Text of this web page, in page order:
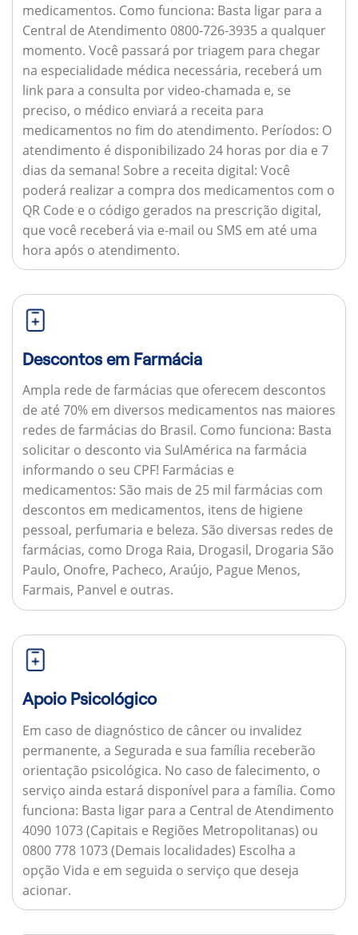
medicamentos. Como funciona: Basta ligar para a
Central de Atendimento 0800-726-3935 a qualquer
momento. Você passará por triagem para chegar
na especialidade médica necessária, receberá um
link para a consulta por video-chamada e, se
preciso, o médico enviará a receita para
medicamentos no fim do atendimento. Períodos: O
atendimento é disponibilizado 24 horas por dia e 7
dias da semana! Sobre a receita digital: Você
poderá realizar a compra dos medicamentos com o
QR Code e o código gerados na prescrição digital,
que você receberá via e-mail ou SMS em até uma
hora após o atendimento.
Descontos em Farmácia
Ampla rede de farmácias que oferecem descontos
de até 70% em diversos medicamentos nas maiores
redes de farmácias do Brasil. Como funciona: Basta
solicitar o desconto via SulAmérica na farmácia
informando o seu CPF! Farmácias e
medicamentos: São mais de 25 mil farmácias com
descontos em medicamentos, itens de higiene
pessoal, perfumaria e beleza. São diversas redes de
farmácias, como Droga Raia, Drogasil, Drogaria São
Paulo, Onofre, Pacheco, Araújo, Pague Menos,
Farmais, Panvel e outras.
Apoio Psicológico
Em caso de diagnóstico de câncer ou invalidez
permanente, a Segurada e sua família receberão
orientação psicológica. No caso de falecimento, o
serviço ainda estará disponível para a família. Como
funciona: Basta ligar para a Central de Atendimento
4090 1073 (Capitais e Regiões Metropolitanas) ou
0800 778 1073 (Demais localidades) Escolha a
opção Vida e em seguida o serviço que deseja
acionar.